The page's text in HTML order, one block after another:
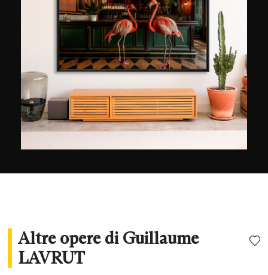
stile? Una sottile miscela di semplicità,
geometria e contemplazione.
Altre opere di Guillaume
LAVRUT